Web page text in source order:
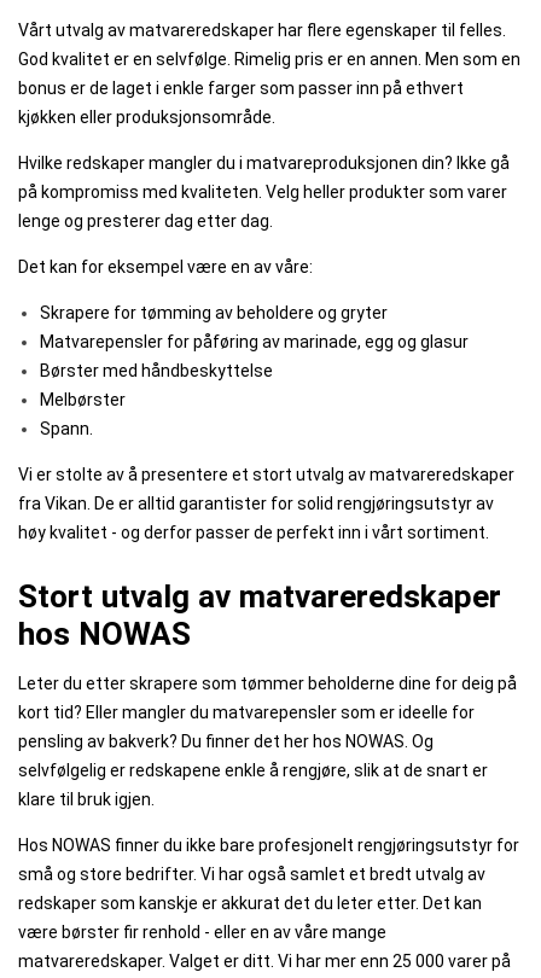
Vårt utvalg av matvareredskaper har flere egenskaper til felles.
God kvalitet er en selvfølge. Rimelig pris er en annen. Men som en
bonus er de laget i enkle farger som passer inn på ethvert
kjøkken eller produksjonsområde.
Hvilke redskaper mangler du i matvareproduksjonen din? Ikke gå
på kompromiss med kvaliteten. Velg heller produkter som varer
lenge og presterer dag etter dag.
Det kan for eksempel være en av våre:
Skrapere for tømming av beholdere og gryter
Matvarepensler for påføring av marinade, egg og glasur
Børster med håndbeskyttelse
Melbørster
Spann.
Vi er stolte av å presentere et stort utvalg av matvareredskaper
fra Vikan. De er alltid garantister for solid rengjøringsutstyr av
høy kvalitet - og derfor passer de perfekt inn i vårt sortiment.
Stort utvalg av matvareredskaper
hos NOWAS
Leter du etter skrapere som tømmer beholderne dine for deig på
kort tid? Eller mangler du matvarepensler som er ideelle for
pensling av bakverk? Du finner det her hos NOWAS. Og
selvfølgelig er redskapene enkle å rengjøre, slik at de snart er
klare til bruk igjen.
Hos NOWAS finner du ikke bare profesjonelt rengjøringsutstyr for
små og store bedrifter. Vi har også samlet et bredt utvalg av
redskaper som kanskje er akkurat det du leter etter. Det kan
være børster fir renhold - eller en av våre mange
matvareredskaper. Valget er ditt. Vi har mer enn 25 000 varer på